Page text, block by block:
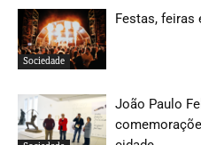
Sociedade
Festas, feiras
João Paulo